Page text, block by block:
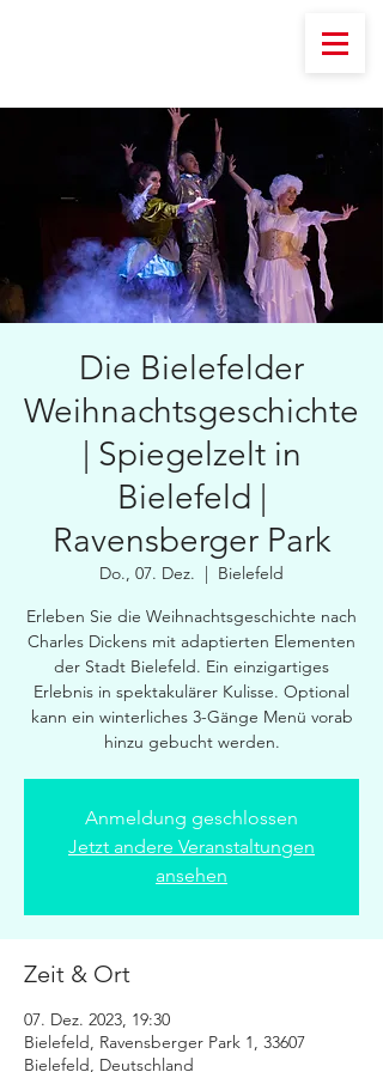
Die Bielefelder
Weihnachtsgeschichte
| Spiegelzelt in
Bielefeld |
Ravensberger Park
Do., 07. Dez.
  |
Bielefeld
Erleben Sie die Weihnachtsgeschichte nach
Charles Dickens mit adaptierten Elementen
der Stadt Bielefeld. Ein einzigartiges
Erlebnis in spektakulärer Kulisse. Optional
kann ein winterliches 3-Gänge Menü vorab
Anmeldung geschlossen
Jetzt andere Veranstaltungen
ansehen
Zeit & Ort
07. Dez. 2023, 19:30
Bielefeld, Ravensberger Park 1, 33607
Bielefeld, Deutschland